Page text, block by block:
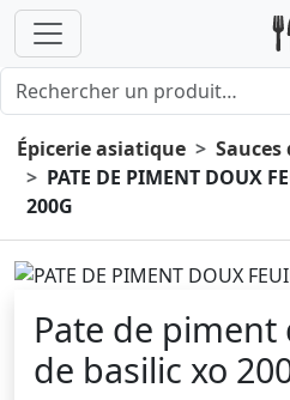
Épicerie asiatique
Sauces
PATE DE PIMENT DOUX
200G
Pate de
de basilic xo